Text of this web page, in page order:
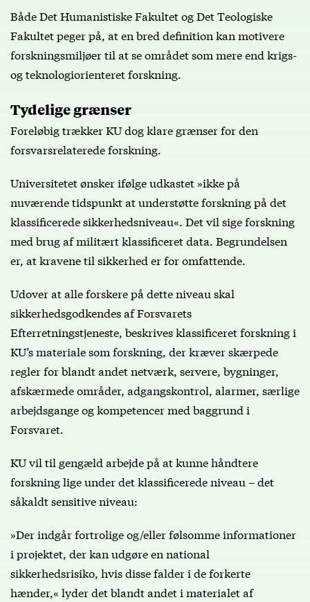
Både Det Humanistiske Fakultet og Det Teologiske
Fakultet peger på, at en bred definition kan motivere
forskningsmiljøer til at se området som mere end krigs-
og teknologiorienteret forskning.
Tydelige grænser
Foreløbig trækker KU dog klare grænser for den
forsvarsrelaterede forskning.
Universitetet ønsker ifølge udkastet »ikke på
nuværende tidspunkt at understøtte forskning på det
klassificerede sikkerhedsniveau«. Det vil sige forskning
med brug af militært klassificeret data. Begrundelsen
er, at kravene til sikkerhed er for omfattende.
Udover at alle forskere på dette niveau skal
sikkerhedsgodkendes af Forsvarets
Efterretningstjeneste, beskrives klassificeret forskning i
KU’s materiale som forskning, der kræver skærpede
regler for blandt andet netværk, servere, bygninger,
afskærmede områder, adgangskontrol, alarmer, særlige
arbejdsgange og kompetencer med baggrund i
Forsvaret.
KU vil til gengæld arbejde på at kunne håndtere
forskning lige under det klassificerede niveau – det
såkaldt sensitive niveau:
»Der indgår fortrolige og/eller følsomme informationer
i projektet, der kan udgøre en national
sikkerhedsrisiko, hvis disse falder i de forkerte
hænder,« lyder det blandt andet i materialet af